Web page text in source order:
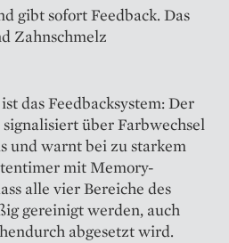
gibt sofort Feedback. Das
Zahnschmelz
das Feedbacksystem: Der
über Farbwechsel
und warnt bei zu starkem
mit Memory-
alle vier Bereiche des
gereinigt werden, auch
abgesetzt wird.